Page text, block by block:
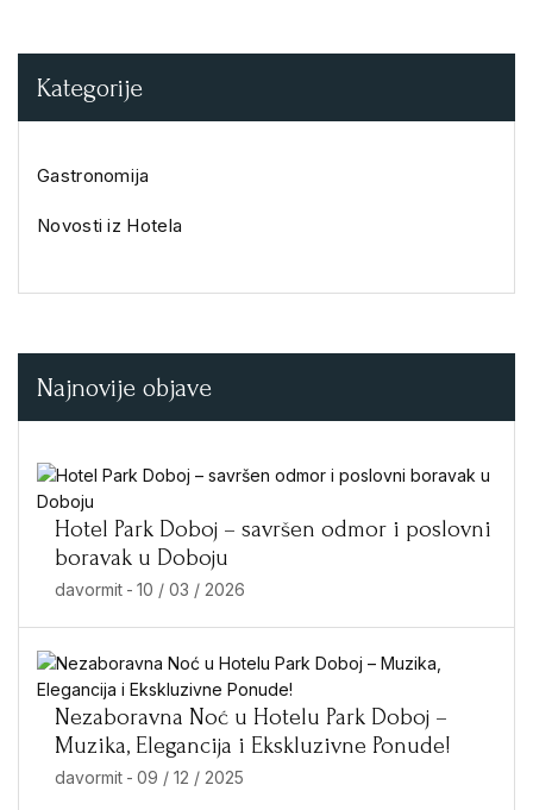
Kategorije
Gastronomija
Novosti iz Hotela
Najnovije objave
Hotel Park Doboj – savršen odmor i poslovni
boravak u Doboju
davormit - 10 / 03 / 2026
Nezaboravna Noć u Hotelu Park Doboj –
Muzika, Elegancija i Ekskluzivne Ponude!
davormit - 09 / 12 / 2025